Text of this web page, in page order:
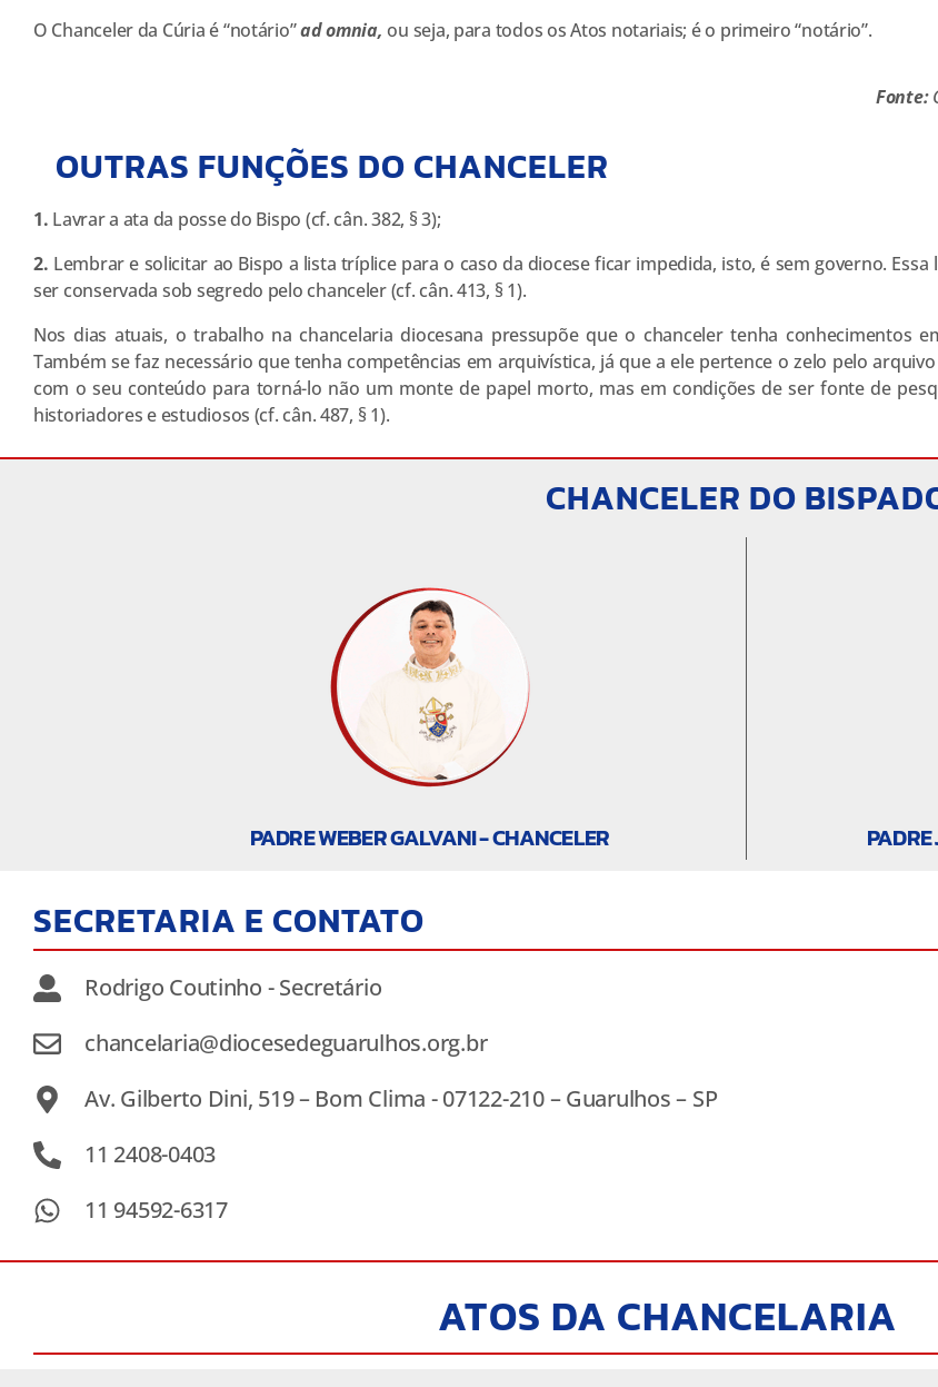
O Chanceler da Cúria é “notário”ad omnia, ou seja, para todos os Atos notariais; é o primeiro “notário”.
Fonte:
OUTRAS FUNÇÕES DO CHANCELER
1. Lavrar a ata da posse do Bispo (cf. cân. 382, § 3);
2. Lembrar e solicitar ao Bispo a lista tríplice para o caso da diocese ficar impedida, isto, é sem governo.
ser conservada sob segredo pelo chanceler (cf. cân. 413, § 1).
Nos dias atuais, o trabalho na chancelaria diocesana pressupõe que o chanceler tenha conhecimentos
Também se faz necessário que tenha competências em arquivística, já que a ele pertence o zelo pelo
com o seu conteúdo para torná-lo não um monte de papel morto, mas em condições de ser fonte de
historiadores e estudiosos (cf. cân. 487, § 1).
CHANCELER DO
PADRE WEBER GALVANI - CHANCELER
SECRETARIA E CONTATO
Rodrigo Coutinho - Secretário
chancelaria@diocesedeguarulhos.org.br
Av. Gilberto Dini, 519 – Bom Clima - 07122-210 – Guarulhos – SP
11 2408-0403
11 94592-6317
ATOS DA CHANCELARIA